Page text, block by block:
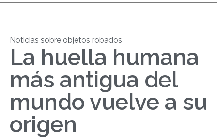
Noticias sobre objetos robados
La huella humana
más antigua del
mundo vuelve a su
origen